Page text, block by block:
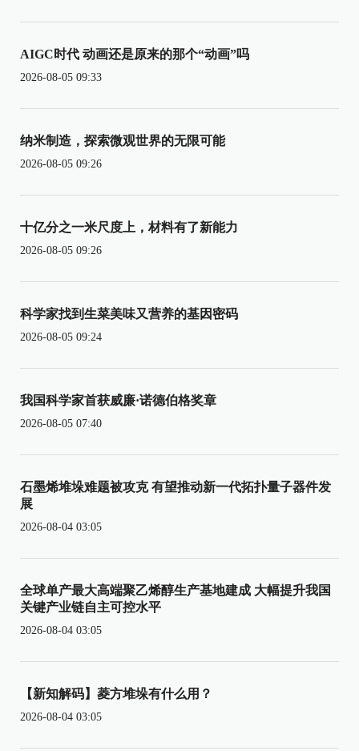
AIGC时代 动画还是原来的那个“动画”吗
2026-08-05 09:33
纳米制造，探索微观世界的无限可能
2026-08-05 09:26
十亿分之一米尺度上，材料有了新能力
2026-08-05 09:26
科学家找到生菜美味又营养的基因密码
2026-08-05 09:24
我国科学家首获威廉·诺德伯格奖章
2026-08-05 07:40
石墨烯堆垛难题被攻克 有望推动新一代拓扑量子器件发
展
2026-08-04 03:05
全球单产最大高端聚乙烯醇生产基地建成 大幅提升我国
关键产业链自主可控水平
2026-08-04 03:05
【新知解码】菱方堆垛有什么用？
2026-08-04 03:05